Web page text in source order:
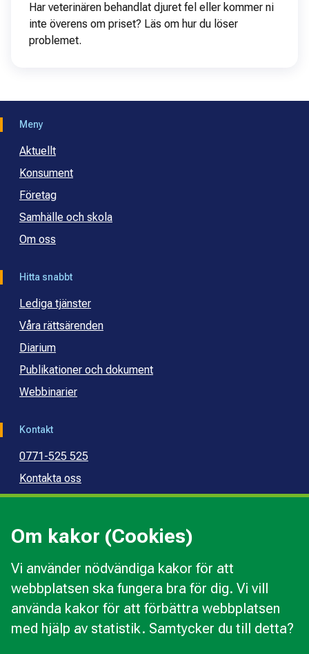
Om kakor (Cookies)
Vi använder nödvändiga kakor för att
webbplatsen ska fungera bra för dig. Vi vill
använda kakor för att förbättra webbplatsen
med hjälp av statistik. Samtycker du till detta?
Har veterinären behandlat djuret fel eller kommer ni
inte överens om priset? Läs om hur du löser
problemet.
Meny
Aktuellt
Konsument
Företag
Samhälle och skola
Om oss
Hitta snabbt
Lediga tjänster
Våra rättsärenden
Diarium
Publikationer och dokument
Webbinarier
Kontakt
0771-525 525
Kontakta oss
Press
Kommunal budget- och skuldrådgivning
Om webbplatsen